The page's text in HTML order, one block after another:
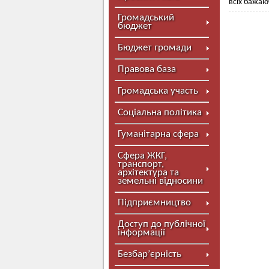
Громадський
бюджет
Бюджет громади
Правова база
Громадська участь
Соціальна політика
Гуманітарна сфера
Сфера ЖКГ,
транспорт,
архітектура та
земельні відносини
Підприємництво
Доступ до публічної
інформації
Безбар’єрність
всіх